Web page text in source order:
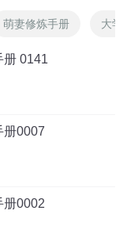
萌妻修炼手册 大学
册 0141
册0007
册0002